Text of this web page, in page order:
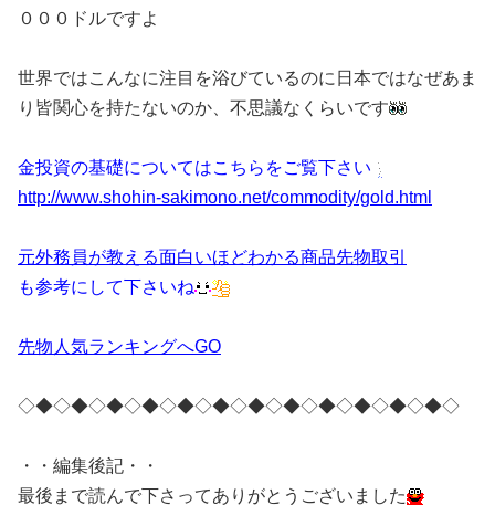
０００ドルですよ
世界ではこんなに注目を浴びているのに日本ではなぜあま
り皆関心を持たないのか、不思議なくらいです
金投資の基礎についてはこちらをご覧下さい
http://www.shohin-sakimono.net/commodity/gold.html
元外務員が教える面白いほどわかる商品先物取引
も参考にして下さいね
先物人気ランキングへGO
◇◆◇◆◇◆◇◆◇◆◇◆◇◆◇◆◇◆◇◆◇◆◇◆◇
・・編集後記・・
最後まで読んで下さってありがとうございました